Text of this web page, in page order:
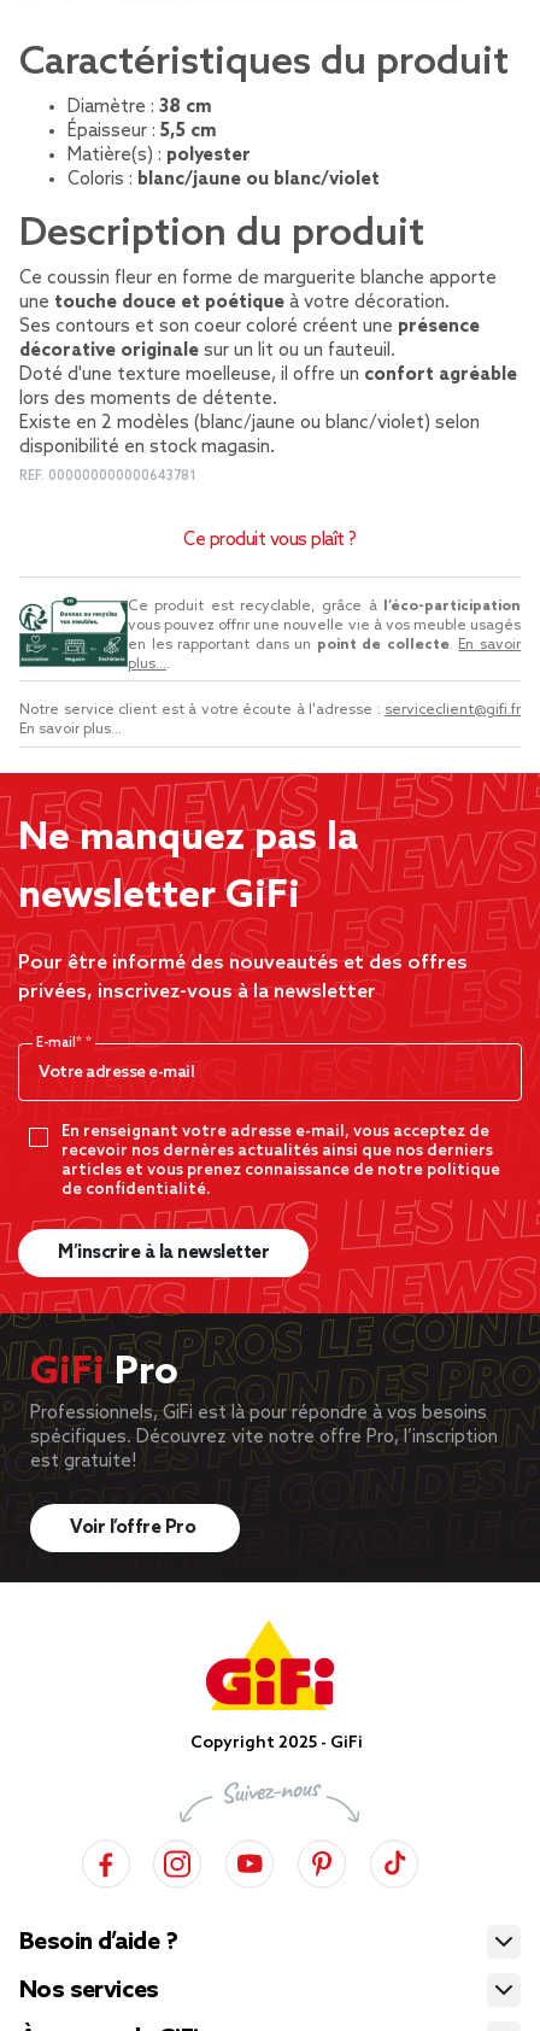
Caractéristiques du produit
Diamètre : 38 cm
Épaisseur : 5,5 cm
Matière(s) : polyester
Coloris : blanc/jaune ou blanc/violet
Description du produit
Ce coussin fleur en forme de marguerite blanche apporte
une touche douce et poétique à votre décoration.
Ses contours et son coeur coloré créent une présence
décorative originale sur un lit ou un fauteuil.
Doté d'une texture moelleuse, il offre un confort agréable
lors des moments de détente.
Existe en 2 modèles (blanc/jaune ou blanc/violet) selon
disponibilité en stock magasin.
REF. 000000000000643781
Ce produit vous plaît ?
Ce produit est recyclable, grâce à
l’éco-participation
vous pouvez offrir une nouvelle vie à vos meuble usagés
en les rapportant dans un point de collecte. En savoir
plus....
Notre service client est à votre écoute à l'adresse : serviceclient@gifi.fr
En savoir plus...
Ne manquez pas la
newsletter GiFi
Pour être informé des nouveautés et des offres
privées, inscrivez-vous à la newsletter
E-mail*
En renseignant votre adresse e-mail, vous acceptez de
recevoir nos dernères actualités ainsi que nos derniers
articles et vous prenez connaissance de notre politique
de confidentialité.
M’inscrire à la newsletter
GiFiPro
Professionnels, GiFi est là pour répondre à vos besoins
spécifiques. Découvrez vite notre offre Pro, l’inscription
est gratuite!
Voir l’offre Pro
Copyright 2025 - GiFi
Besoin d’aide ?
Nos services